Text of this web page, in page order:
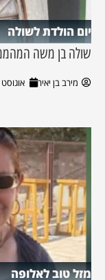
יום הולדת לשולה
שולה בן משה
מירב בן יאיר אוגוסט 4, 2026
מזל טוב לאלופה